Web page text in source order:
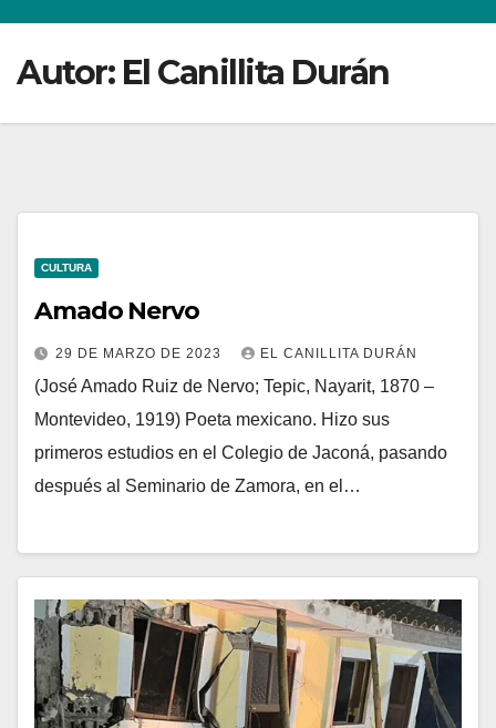
Autor: El Canillita Durán
CULTURA
Amado Nervo
29 DE MARZO DE 2023 EL CANILLITA DURÁN
(José Amado Ruiz de Nervo; Tepic, Nayarit, 1870 –
Montevideo, 1919) Poeta mexicano. Hizo sus
primeros estudios en el Colegio de Jaconá, pasando
después al Seminario de Zamora, en el…